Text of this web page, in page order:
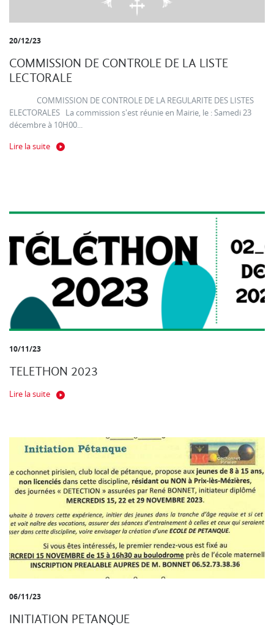
20/12/23
COMMISSION DE CONTROLE DE LA LISTE
LECTORALE
COMMISSION DE CONTROLE DE LA REGULARITE DES LISTES
ELECTORALES La commission s'est réunie en Mairie, le : Samedi 23
décembre à 10H00...
Lire la suite
10/11/23
TELETHON 2023
Lire la suite
06/11/23
INITIATION PETANQUE